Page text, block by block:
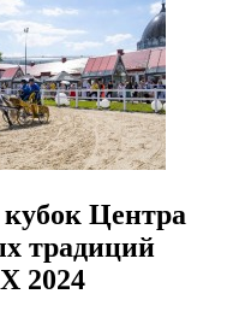
Центра
традиций
2024